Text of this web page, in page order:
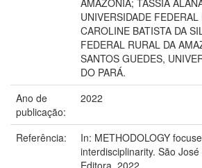
UNIVERSIDADE
CAROLINE BATISTA DA
FEDERAL RURAL DA
SANTOS GUEDES,
DO PARÁ.
Ano de
publicação:
2022
Referência:
In: METHODOLOGY
interdisciplinarity. São
Editora, 2022.